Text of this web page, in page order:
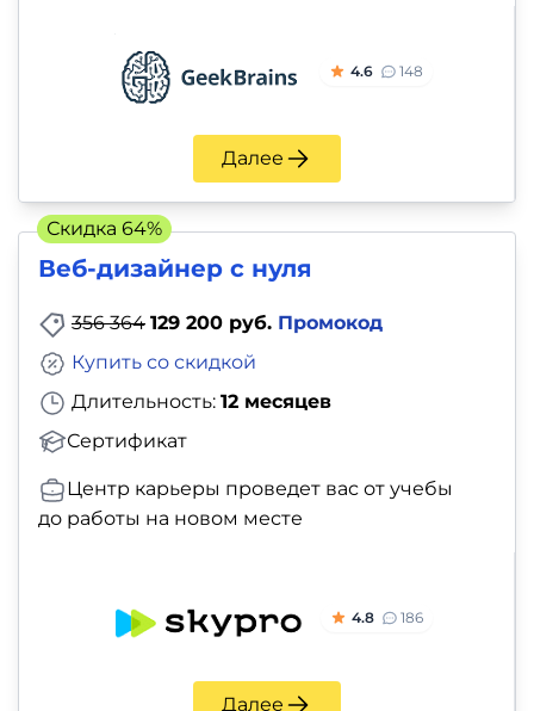
4.6 148
Далее
Веб-дизайнер с нуля
356 364 129 200 руб. Промокод
Длительность: 12 месяцев
Сертификат
Купить со скидкой
Центр карьеры проведет вас от учебы
до работы на новом месте
4.8 186
Далее
Скидка 64%